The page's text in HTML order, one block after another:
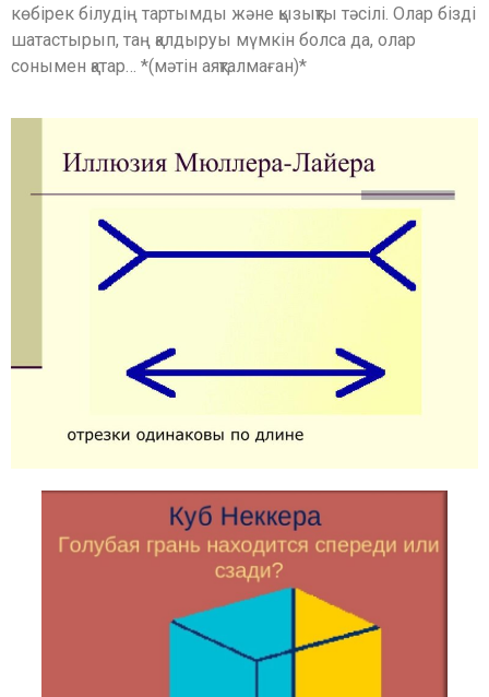
көбірек білудің тартымды және қызықты тәсілі. Олар бізді
шатастырып, таң қалдыруы мүмкін болса да, олар
сонымен қатар… *(мәтін аяқталмаған)*